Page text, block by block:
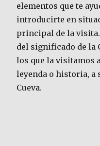
elementos que te
introducirte en
principal de la
del significado de la
los que la visitamos
leyenda o historia, a
Cueva.